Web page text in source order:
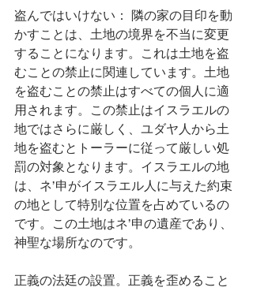
盗んではいけない： 隣の家の目印を動
かすことは、土地の境界を不当に変更
することになります。これは土地を盗
むことの禁止に関連しています。土地
を盗むことの禁止はすべての個人に適
用されます。この禁止はイスラエルの
地ではさらに厳しく、ユダヤ人から土
地を盗むとトーラーに従って厳しい処
罰の対象となります。イスラエルの地
は、ネ’申がイスラエル人に与えた約束
の地として特別な位置を占めているの
です。この土地はネ’申の遺産であり、
神聖な場所なのです。
正義の法廷の設置。正義を歪めること